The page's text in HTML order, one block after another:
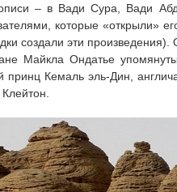
– в Вади Сура, Вади
которые «открыли»
создали эти
Майкла Ондатье
принц Кемаль эль-Дин,